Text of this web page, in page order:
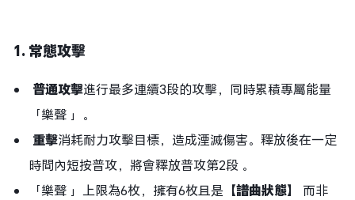
1. 常態攻擊
普通攻擊進行最多連續3段的攻擊，同時累積專屬能量
「樂聲 」。
重擊消耗耐力攻擊目標，造成湮滅傷害。釋放後在一定
時間內短按普攻，將會釋放普攻第2段 。
「樂聲 」上限為6枚，擁有6枚且是【譜曲狀態】 而非